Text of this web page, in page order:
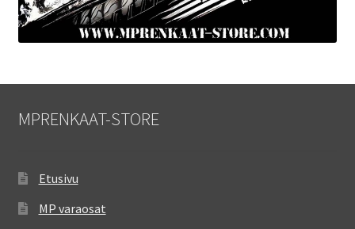
MPRENKAAT-STORE
Etusivu
MP varaosat